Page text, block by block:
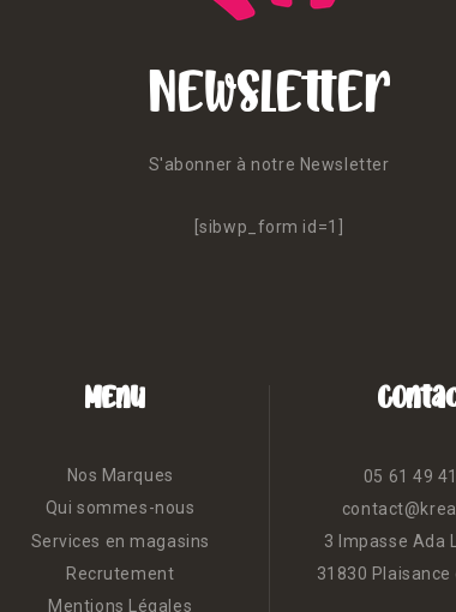
Newsletter
S'abonner à notre Newsletter
[sibwp_form id=1]
Menu
Nos Marques
Qui sommes-nous
Services en magasins
Recrutement
Mentions Légales
05 61 49
3 Impasse Ada
31830 Plaisance